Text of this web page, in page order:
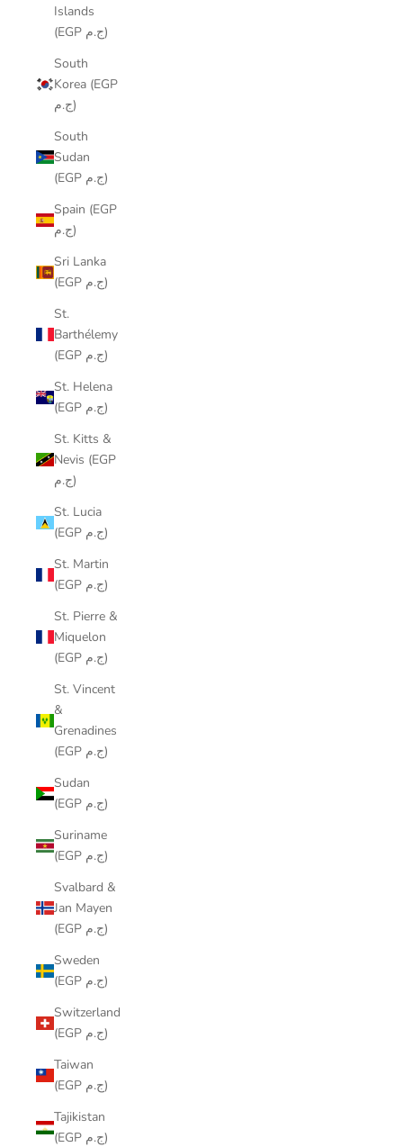
Islands
(EGP ج.م)
South
Korea (EGP
ج.م)
South
Sudan
(EGP ج.م)
Spain (EGP
ج.م)
Sri Lanka
(EGP ج.م)
St.
Barthélemy
(EGP ج.م)
St. Helena
(EGP ج.م)
St. Kitts &
Nevis (EGP
ج.م)
St. Lucia
(EGP ج.م)
St. Martin
(EGP ج.م)
St. Pierre &
Miquelon
(EGP ج.م)
St. Vincent
&
Grenadines
(EGP ج.م)
Sudan
(EGP ج.م)
Suriname
(EGP ج.م)
Svalbard &
Jan Mayen
(EGP ج.م)
Sweden
(EGP ج.م)
Switzerland
(EGP ج.م)
Taiwan
(EGP ج.م)
Tajikistan
(EGP ج.م)